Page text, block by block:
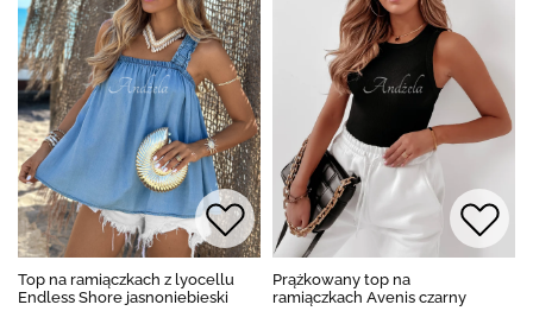
Top na ramiączkach z lyocellu
Endless Shore jasnoniebieski
Prążkowany top na
ramiączkach Avenis czarny